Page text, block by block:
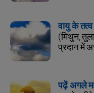
वायु के
(मिथुन,
प्रदान में
पढ़ें अगले